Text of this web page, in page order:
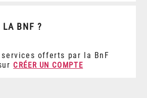
LA BNF ?
offerts par la BnF
CRÉER UN COMPTE